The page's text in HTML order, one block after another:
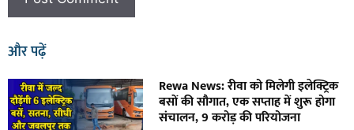
और पढ़ें
Rewa News: रीवा को मिलेगी इलेक्ट्रिक
बसों की सौगात, एक सप्ताह में शुरू होगा
संचालन, 9 करोड़ की परियोजना